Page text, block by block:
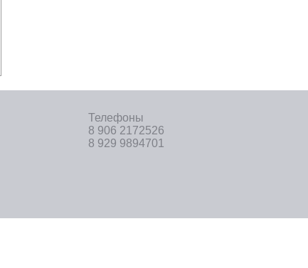
Телефоны
8 906 2172526
8 929 9894701